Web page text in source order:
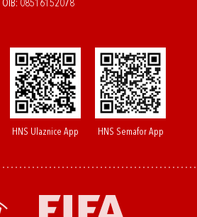
OIB: 08516152078
HNS Ulaznice App HNS Semafor App